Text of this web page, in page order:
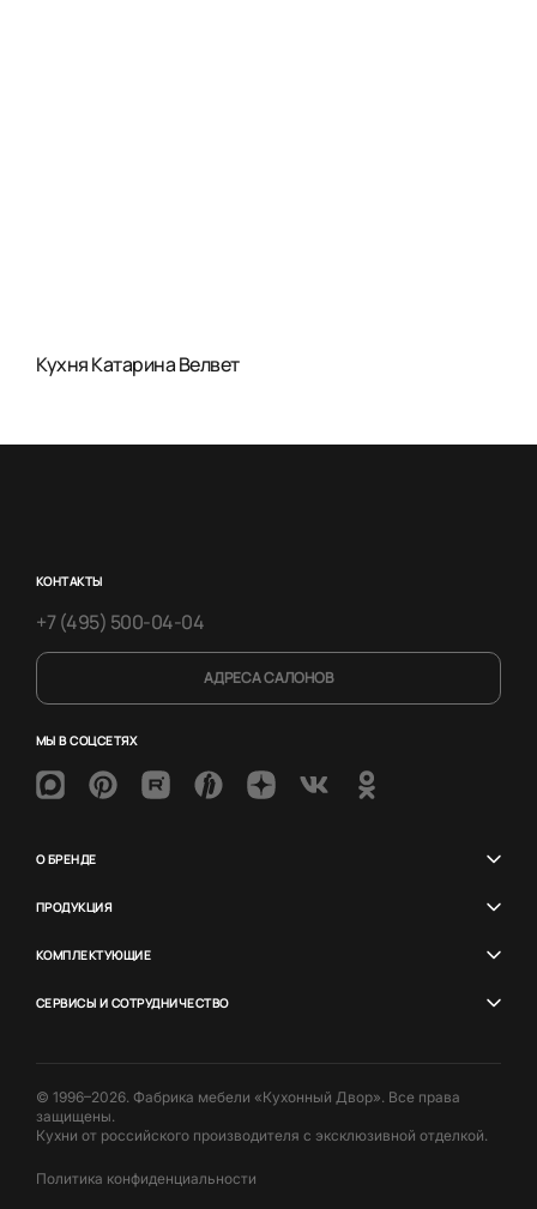
Кухня Катарина Велвет
КОНТАКТЫ
+7 (495) 500-04-04
АДРЕСА САЛОНОВ
МЫ В СОЦСЕТЯХ
О БРЕНДЕ
ПРОДУКЦИЯ
КОМПЛЕКТУЮЩИЕ
СЕРВИСЫ И СОТРУДНИЧЕСТВО
© 1996–2026. Фабрика мебели «Кухонный Двор». Все права
защищены.
Кухни от российского производителя с эксклюзивной отделкой.
Политика конфиденциальности